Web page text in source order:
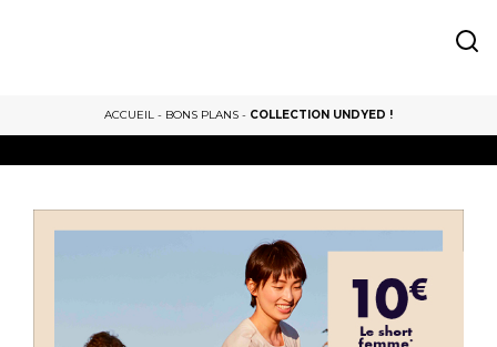
ACCUEIL - BONS PLANS - COLLECTION UNDYED !